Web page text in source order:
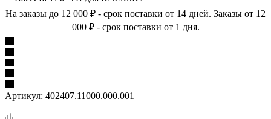
На заказы до 12 000 ₽ - срок поставки от 14 дней. Заказы от 12
000 ₽ - срок поставки от 1 дня.
Артикул: 402407.11000.000.001